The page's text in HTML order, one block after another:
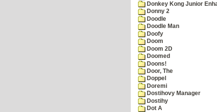
Donkey Kong Junior
Donny 2
Doodle
Doodle Man
Doofy
Doom
Doom 2D
Doomed
Doons!
Door, The
Doppel
Doremi
Dostihovy Manager
Dostihy
Dot A